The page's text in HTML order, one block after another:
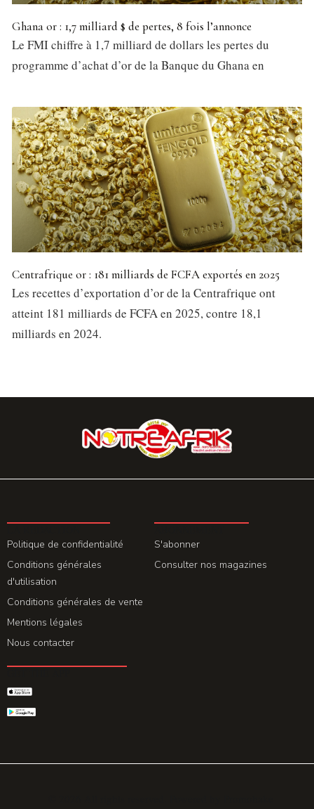
Ghana or : 1,7 milliard $ de pertes, 8 fois l’annonce
Le FMI chiffre à 1,7 milliard de dollars les pertes du
programme d’achat d’or de la Banque du Ghana en
Centrafrique or : 181 milliards de FCFA exportés en 2025
Les recettes d’exportation d’or de la Centrafrique ont
atteint 181 milliards de FCFA en 2025, contre 18,1
milliards en 2024.
Politique de confidentialité
Conditions générales
d'utilisation
Conditions générales de vente
Mentions légales
Nous contacter
S'abonner
Consulter nos magazines